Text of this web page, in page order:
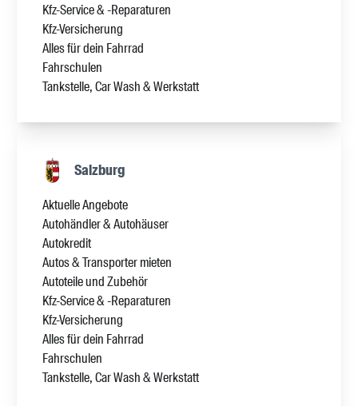
Kfz-Service & -Reparaturen
Kfz-Versicherung
Alles für dein Fahrrad
Fahrschulen
Tankstelle, Car Wash & Werkstatt
Salzburg
Aktuelle Angebote
Autohändler & Autohäuser
Autokredit
Autos & Transporter mieten
Autoteile und Zubehör
Kfz-Service & -Reparaturen
Kfz-Versicherung
Alles für dein Fahrrad
Fahrschulen
Tankstelle, Car Wash & Werkstatt